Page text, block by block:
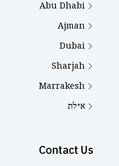
Abu Dhabi
Ajman
Dubai
Sharjah
Marrakesh
אילת
Contact Us